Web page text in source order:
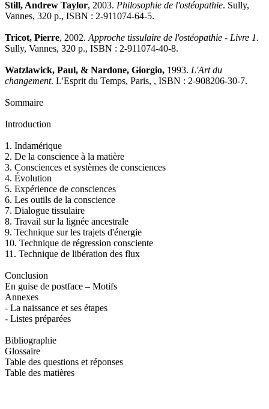
Still, Andrew Taylor, 2003. Philosophie de l'ostéopathie. Sully,
Vannes, 320 p., ISBN : 2-911074-64-5.
Tricot, Pierre, 2002. Approche tissulaire de l'ostéopathie - Livre 1.
Sully, Vannes, 320 p., ISBN : 2-911074-40-8.
Watzlawick, Paul, & Nardone, Giorgio, 1993. L'Art du
changement. L'Esprit du Temps, Paris, , ISBN : 2-908206-30-7.
Sommaire
Introduction
1. Indamérique
2. De la conscience à la matière
3. Consciences et systèmes de consciences
4. Évolution
5. Expérience de consciences
6. Les outils de la conscience
7. Dialogue tissulaire
8. Travail sur la lignée ancestrale
9. Technique sur les trajets d'énergie
10. Technique de régression consciente
11. Technique de libération des flux
Conclusion
En guise de postface – Motifs
Annexes
- La naissance et ses étapes
- Listes préparées
Bibliographie
Glossaire
Table des questions et réponses
Table des matières